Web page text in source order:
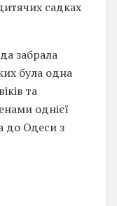
садках
забрала
була одна
та
однієї
до Одеси з